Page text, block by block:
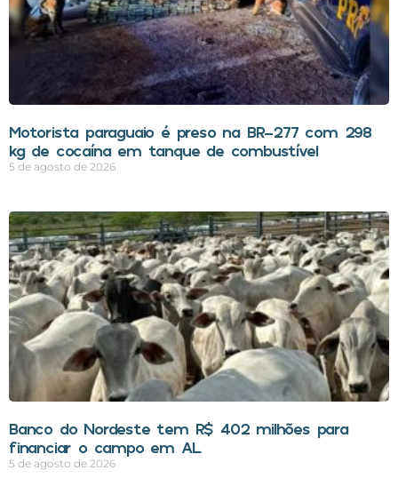
Motorista paraguaio é preso na BR-277 com 298
kg de cocaína em tanque de combustível
5 de agosto de 2026
Banco do Nordeste tem R$ 402 milhões para
financiar o campo em AL
5 de agosto de 2026